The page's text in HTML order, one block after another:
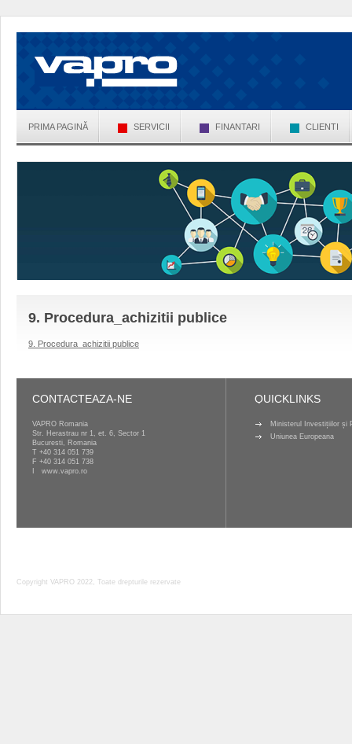
PRIMA PAGINĂ SERVICII FINANTARI CLIENTI
9. Procedura_achizitii publice
9. Procedura_achizitii publice
CONTACTEAZA-NE
VAPRO Romania
Str. Herastrau nr 1, et. 6, Sector 1
Bucuresti, Romania
T +40 314 051 739
F +40 314 051 738
www.vapro.ro
QUICKLINKS
Ministerul Investițiilor și
Uniunea Europeana
Copyright VAPRO 2022, Toate drepturile rezervate